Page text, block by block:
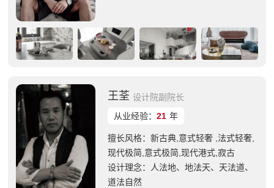
王荃 设计院副院长
从业经验： 21 年
擅长风格：新古典,意式轻奢 ,法式轻奢,
现代极简,意式极简,现代港式,寂古
设计理念：人法地、地法天、天法道、
道法自然